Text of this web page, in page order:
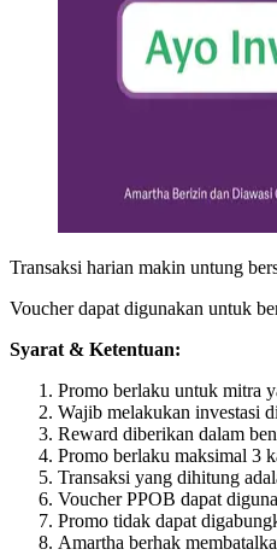
Transaksi harian makin untung
Voucher dapat digunakan untuk
Syarat & Ketentuan:
Promo berlaku untuk mitra
Wajib melakukan investasi
Reward diberikan dalam
Promo berlaku maksimal 3
Transaksi yang dihitung
Voucher PPOB dapat
Promo tidak dapat
Amartha berhak